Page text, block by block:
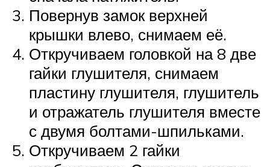
Повернув замок верхней
крышки влево, снимаем её.
Откручиваем головкой на 8 две
гайки глушителя, снимаем
пластину глушителя, глушитель
и отражатель глушителя вместе
с двумя болтами-шпильками.
Откручиваем 2 гайки